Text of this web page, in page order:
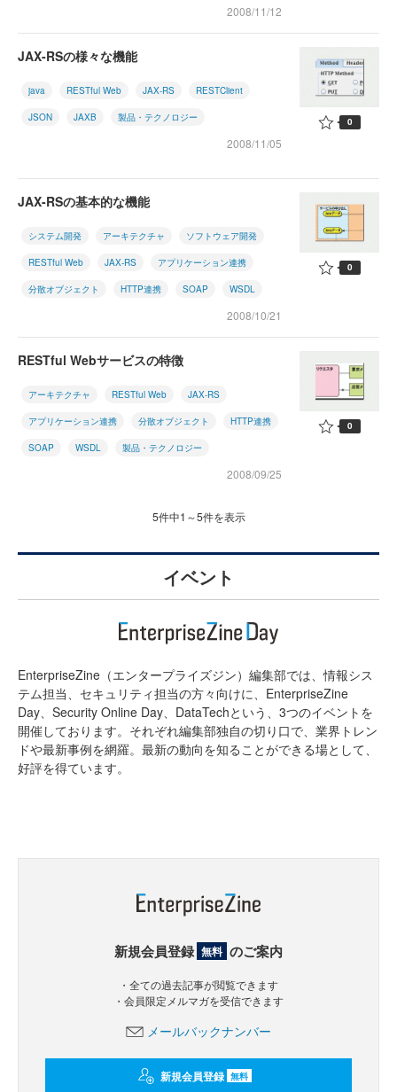
2008/11/12
JAX-RSの様々な機能
java RESTful Web JAX-RS RESTClient
JSON JAXB 製品・テクノロジー
2008/11/05
0
JAX-RSの基本的な機能
システム開発 アーキテクチャ ソフトウェア開発
RESTful Web JAX-RS アプリケーション連携
分散オブジェクト HTTP連携 SOAP WSDL
2008/10/21
0
RESTful Webサービスの特徴
アーキテクチャ RESTful Web JAX-RS
アプリケーション連携 分散オブジェクト HTTP連携
SOAP WSDL 製品・テクノロジー
2008/09/25
0
5件中1～5件を表示
イベント
EnterpriseZine（エンタープライズジン）編集部では、情報シス
テム担当、セキュリティ担当の方々向けに、EnterpriseZine
Day、Security Online Day、DataTechという、3つのイベントを
開催しております。それぞれ編集部独自の切り口で、業界トレン
ドや最新事例を網羅。最新の動向を知ることができる場として、
好評を得ています。
新規会員登録 無料 のご案内
・全ての過去記事が閲覧できます
・会員限定メルマガを受信できます
メールバックナンバー
新規会員登録 無料